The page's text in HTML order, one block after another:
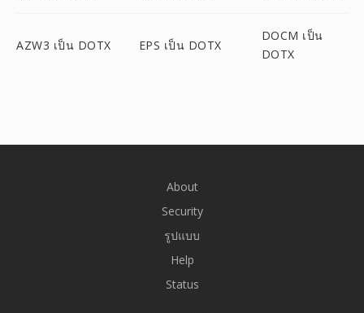
AZW3 เป็น DOTX EPS เป็น DOTX
DOCM เป็น
DOTX
About
Security
รูปแบบ
Help
Status